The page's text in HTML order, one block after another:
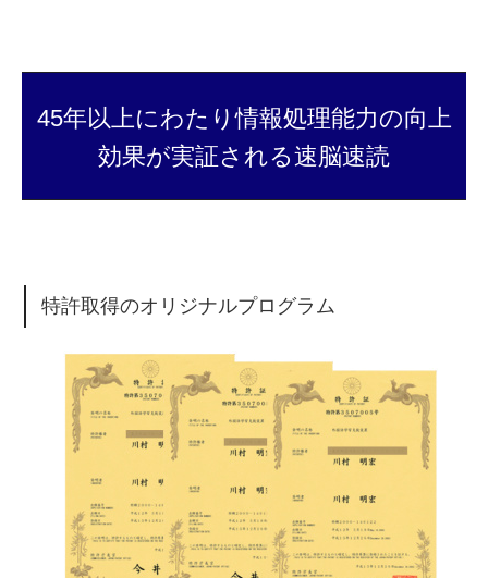
45年以上にわたり情報処理能力の向上
効果が実証される速脳速読
特許取得のオリジナルプログラム